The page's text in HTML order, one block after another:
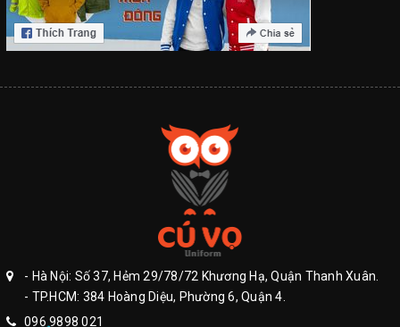
- Hà Nội: Số 37, Hẻm 29/78/72 Khương Hạ, Quận Thanh Xuân.
- TP.HCM: 384 Hoàng Diệu, Phường 6, Quận 4.
096 9898 021